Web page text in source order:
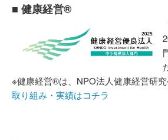
■ 健康経営®
※健康経営®は、NPO法人健康経営研究
取り組み・実績はコチラ